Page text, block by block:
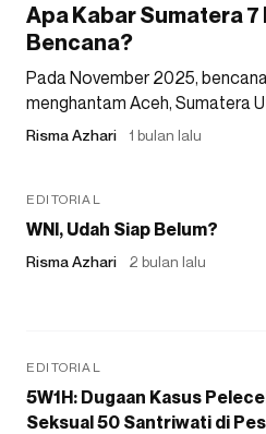
Apa Kabar Sumatera
Bencana?
Pada November 2025,
menghantam Aceh, Sumatera
Risma Azhari 1 bulan lalu
EDITORIAL
WNI, Udah Siap Belum?
Risma Azhari 2 bulan lalu
EDITORIAL
5W1H: Dugaan Kasus
Seksual 50 Santriwati di